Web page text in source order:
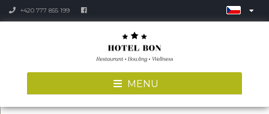
+420 777 855 199
MENU